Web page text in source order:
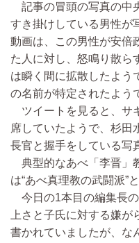
記事の冒頭の写真の中
すき掛けしている男性が
動画は、この男性が安倍
た人に対し、怒鳴り散ら
は瞬く間に拡散したよう
の名前が特定されたよう
ツイートを見ると、サ
席していたようで、杉田
長官と握手をしている写
典型的なあべ「李晋」
は“あべ真理教の武闘派”
今日の1本目の編集長
上さと子氏に対する嫌が
書かれていましたが、な